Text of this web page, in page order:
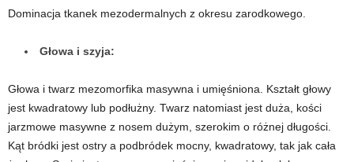
Dominacja tkanek mezodermalnych z okresu zarodkowego.
Głowa i szyja:
Głowa i twarz mezomorfika masywna i umięśniona. Kształt głowy
jest kwadratowy lub podłużny. Twarz natomiast jest duża, kości
jarzmowe masywne z nosem dużym, szerokim o różnej długości.
Kąt bródki jest ostry a podbródek mocny, kwadratowy, tak jak cała